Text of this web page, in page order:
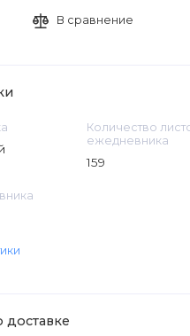
В сравнение
Количество
ежедневника
159